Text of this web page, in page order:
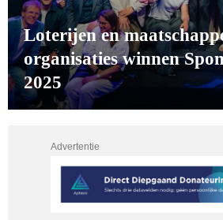
Loterijen en
organisaties winnen
2025
Advertentie